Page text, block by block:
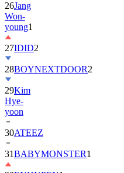
26Jang
Won-
young1
27IDID2
28BOYNEXTDOOR2
29Kim
Hye-
yoon
30ATEEZ
31BABYMONSTER1